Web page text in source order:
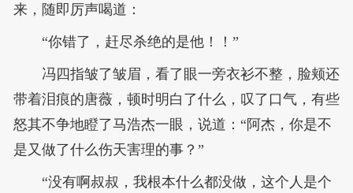
来，随即厉声喝道：
“你错了，赶尽杀绝的是他！！”
冯四指皱了皱眉，看了眼一旁衣衫不整，脸颊还
带着泪痕的唐薇，顿时明白了什么，叹了口气，有些
怒其不争地瞪了马浩杰一眼，说道：“阿杰，你是不
是又做了什么伤天害理的事？”
“没有啊叔叔，我根本什么都没做，这个人是个